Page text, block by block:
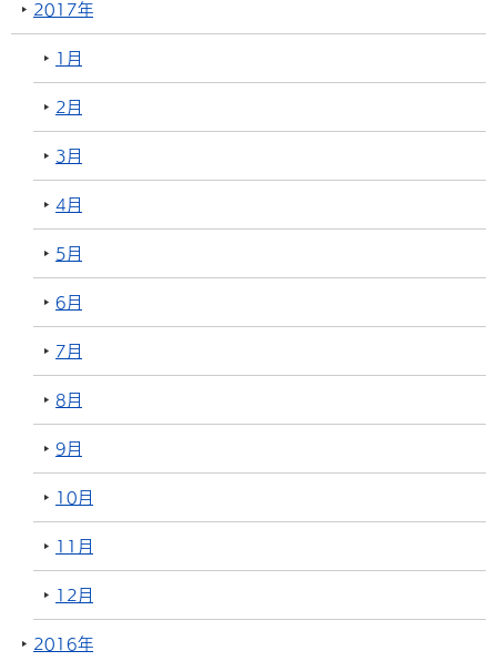
2017年
1月
2月
3月
4月
5月
6月
7月
8月
9月
10月
11月
12月
2016年